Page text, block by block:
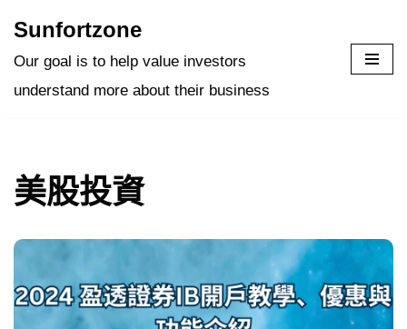
Skip
Sunfortzone
Our goal is to help value investors
understand more about their business
美股投資